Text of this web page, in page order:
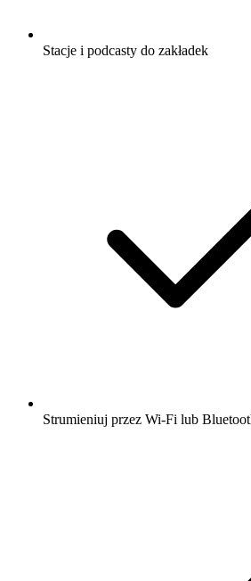
Stacje i podcasty do zakładek
Strumieniuj przez Wi-Fi lub